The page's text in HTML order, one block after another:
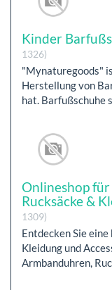
Kinder
1326)
"Mynaturegoods"
Herstellung von
hat. Barfußschuhe
Onlineshop für
Rucksäcke &
1309)
Entdecken Sie
Kleidung und
Armbanduhren,